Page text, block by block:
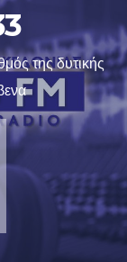
της δυτικής